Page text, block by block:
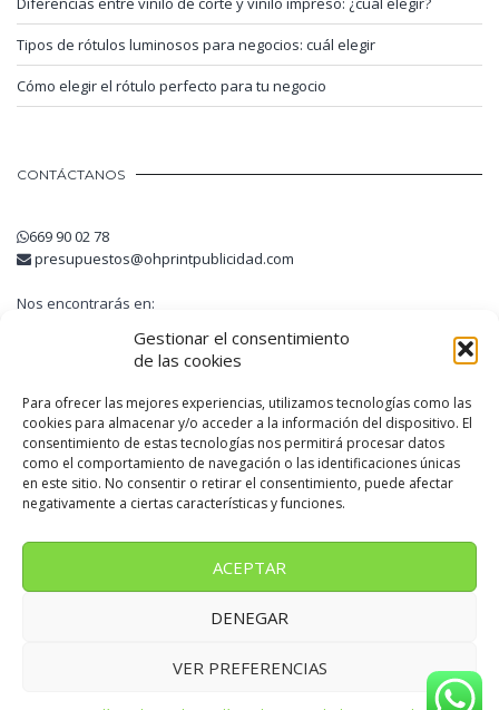
Gestionar el consentimiento
de las cookies
Para ofrecer las mejores experiencias, utilizamos tecnologías como las
cookies para almacenar y/o acceder a la información del dispositivo. El
consentimiento de estas tecnologías nos permitirá procesar datos
como el comportamiento de navegación o las identificaciones únicas
en este sitio. No consentir o retirar el consentimiento, puede afectar
negativamente a ciertas características y funciones.
ACEPTAR
DENEGAR
VER PREFERENCIAS
Tipos de rótulos luminosos para negocios: cuál elegir
Cómo elegir el rótulo perfecto para tu negocio
CONTÁCTANOS
669 90 02 78
presupuestos@ohprintpublicidad.com
Nos encontrarás en:
08740 Sant Andreu de la Barca
OH! PRINT PUBLICIDAD
Somos una empresa líder de rotulación online situada en Sant